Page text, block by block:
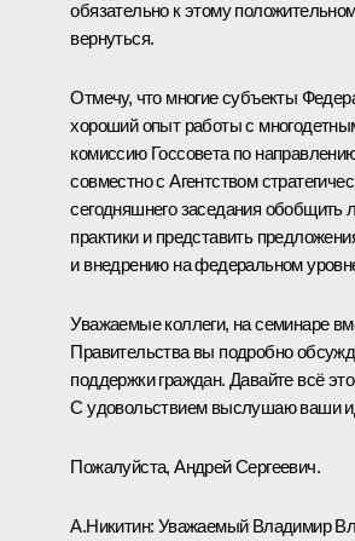
обязательно к этому
вернуться.
Отмечу, что многие субъекты
хороший опыт работы с
комиссию Госсовета по
совместно с Агентством
сегодняшнего заседания обобщить
практики и представить
и внедрению на федеральном
Уважаемые коллеги, на семинаре
Правительства вы подробно
поддержки граждан. Давайте всё
С удовольствием выслушаю ваши
Пожалуйста, Андрей Сергеевич.
А.Никитин: Уважаемый Владимир